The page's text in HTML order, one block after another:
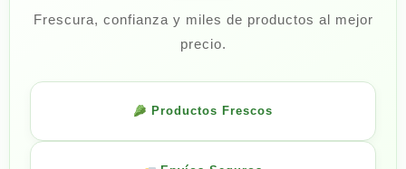
Frescura, confianza y miles de productos al mejor
precio.
Productos Frescos